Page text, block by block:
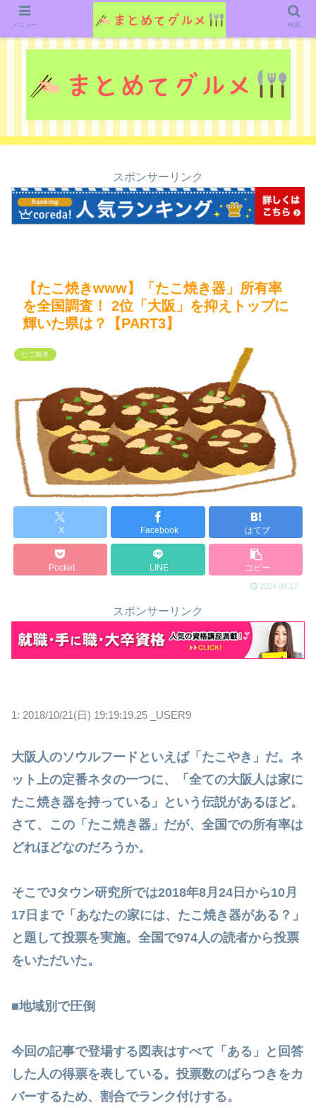
グルメ関連のいろいろなニューススレッドを紹介していきます。（鋭意作成中で
す）
スポンサーリンク
【たこ焼きwww】「たこ焼き器」所有率
を全国調査！ 2位「大阪」を抑えトップに
輝いた県は？【PART3】
たこ焼き
X Facebook はてブ
Pocket LINE コピー
2024.04.17
スポンサーリンク
1: 2018/10/21(日) 19:19:19.25 _USER9
大阪人のソウルフードといえば「たこやき」だ。ネ
ット上の定番ネタの一つに、「全ての大阪人は家に
たこ焼き器を持っている」という伝説があるほど。
さて、この「たこ焼き器」だが、全国での所有率は
どれほどなのだろうか。
そこでJタウン研究所では2018年8月24日から10月
17日まで「あなたの家には、たこ焼き器がある？」
と題して投票を実施。全国で974人の読者から投票
をいただいた。
■地域別で圧倒
今回の記事で登場する図表はすべて「ある」と回答
した人の得票を表している。投票数のばらつきをカ
バーするため、割合でランク付けする。
メニュー 検索